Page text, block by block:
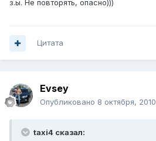
з.ы. Не повторять, опасно)))
Цитата
Evsey
Опубликовано 8 октября, 2010
taxi4 сказал: